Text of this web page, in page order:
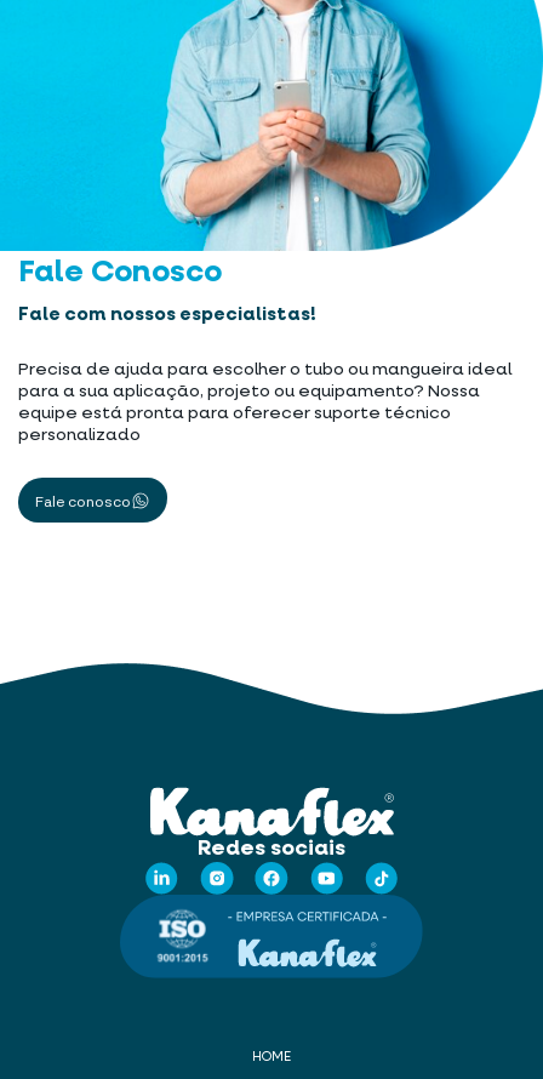
Fale Conosco
Fale com nossos especialistas!
Precisa de ajuda para escolher o tubo ou mangueira ideal
para a sua aplicação, projeto ou equipamento? Nossa
equipe está pronta para oferecer suporte técnico
personalizado
Fale conosco
Redes sociais
HOME